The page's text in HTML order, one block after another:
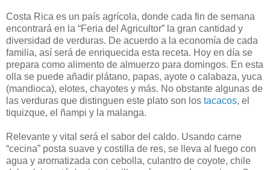
Costa Rica es un país agrícola, donde cada fin de semana
encontrará en la “Feria del Agricultor” la gran cantidad y
diversidad de verduras. De acuerdo a la economía de cada
familia, así será de enriquecida esta receta. Hoy en día se
prepara como alimento de almuerzo para domingos. En esta
olla se puede añadir plátano, papas, ayote o calabaza, yuca
(mandioca), elotes, chayotes y más. No obstante algunas de
las verduras que distinguen este plato son los tacacos, el
tiquizque, el ñampi y la malanga.
Relevante y vital será el sabor del caldo. Usando carne
“cecina” posta suave y costilla de res, se lleva al fuego con
agua y aromatizada con cebolla, culantro de coyote, chile